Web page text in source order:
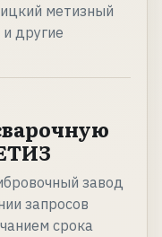
метизный
другие
завод
запросов
срока